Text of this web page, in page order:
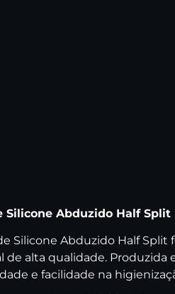
Silicone Abduzido Half Split
Silicone Abduzido Half
de alta qualidade. Produzida
e facilidade na